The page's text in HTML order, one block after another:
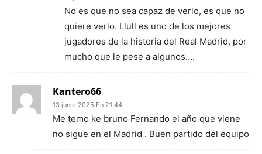
No es que no sea capaz de verlo, es que no
quiere verlo. Llull es uno de los mejores
jugadores de la historia del Real Madrid, por
mucho que le pese a algunos….
Kantero66
13 junio 2025 En 21:44
Me temo ke bruno Fernando el año que viene
no sigue en el Madrid . Buen partido del equipo